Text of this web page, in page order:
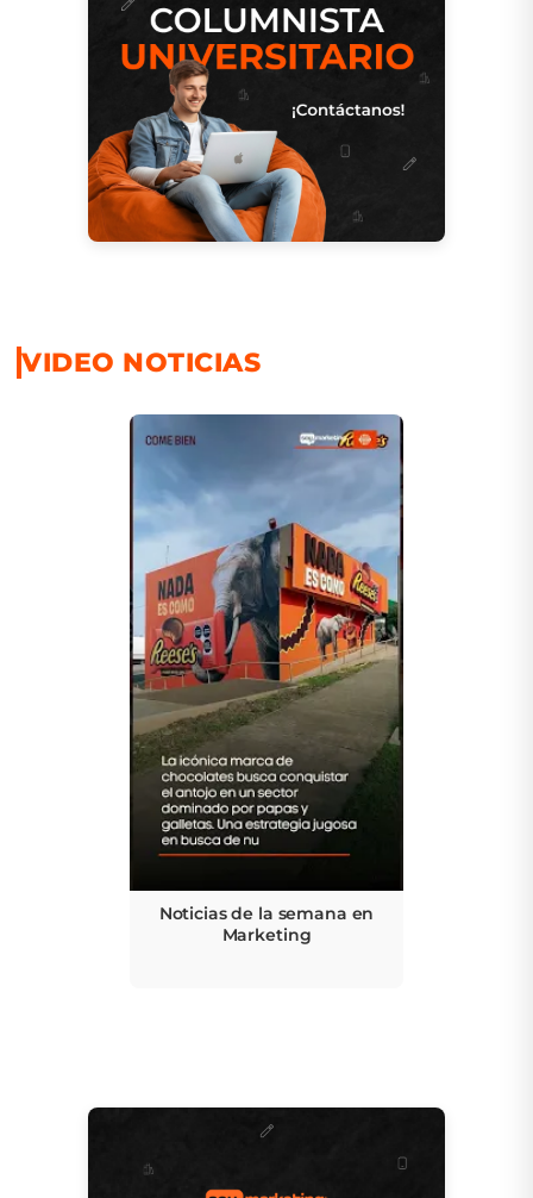
VIDEO NOTICIAS
Noticias de la semana en
Marketing